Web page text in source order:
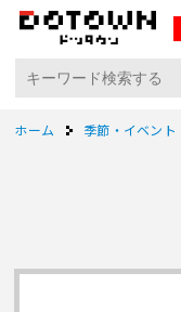
ホーム 季節・イベント